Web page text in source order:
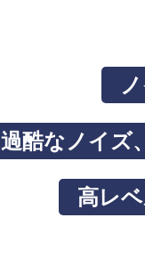
過酷なノイズ
高レ